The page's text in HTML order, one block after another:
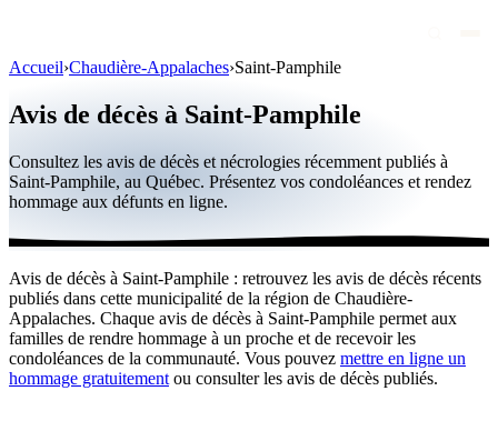
Personnalités publiques
Québec
Canada
International
Par région
Par ville
Maisons funéraires
Accueil›Chaudière-Appalaches›Saint-Pamphile
Avis de décès à Saint-Pamphile
Consultez les avis de décès et nécrologies récemment publiés à
Saint-Pamphile, au Québec. Présentez vos condoléances et rendez
hommage aux défunts en ligne.
Avis de décès à Saint-Pamphile : retrouvez les avis de décès récents
publiés dans cette municipalité de la région de Chaudière-
Appalaches. Chaque avis de décès à Saint-Pamphile permet aux
familles de rendre hommage à un proche et de recevoir les
condoléances de la communauté. Vous pouvez mettre en ligne un
hommage gratuitement ou consulter les avis de décès publiés.